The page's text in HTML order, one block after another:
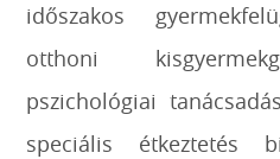
időszakos
otthoni
pszichológiai
speciális étkeztetés